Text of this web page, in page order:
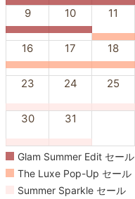
9 10 11
16 17 18
23 24 25
30 31
Glam Summer Edit セール
The Luxe Pop-Up セール
Summer Sparkle セール